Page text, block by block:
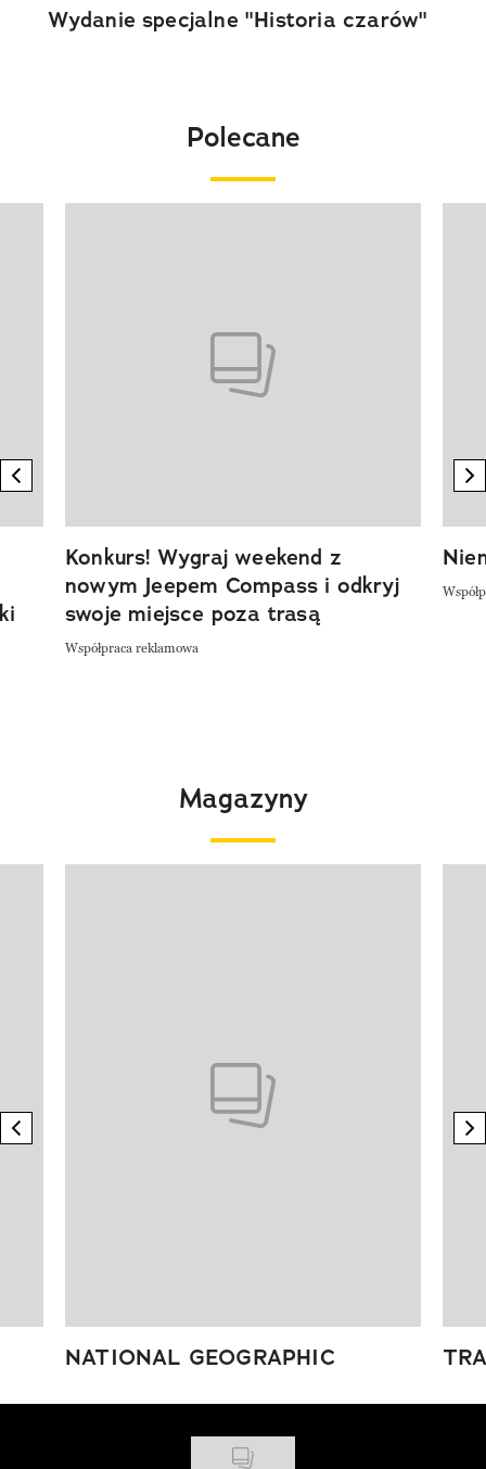
Wydanie specjalne "Historia czarów"
Polecane
previous element
Konkurs! Wygraj weekend z
nowym Jeepem Compass i odkryj
swoje miejsce poza trasą
Współpraca reklamowa
Magazyny
previous element
NATIONAL GEOGRAPHIC